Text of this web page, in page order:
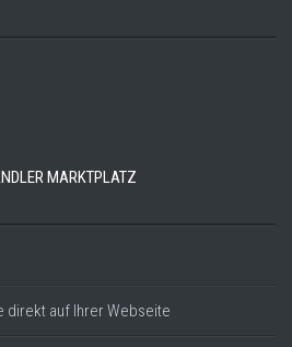
MARKTPLATZ
direkt auf Ihrer Webseite